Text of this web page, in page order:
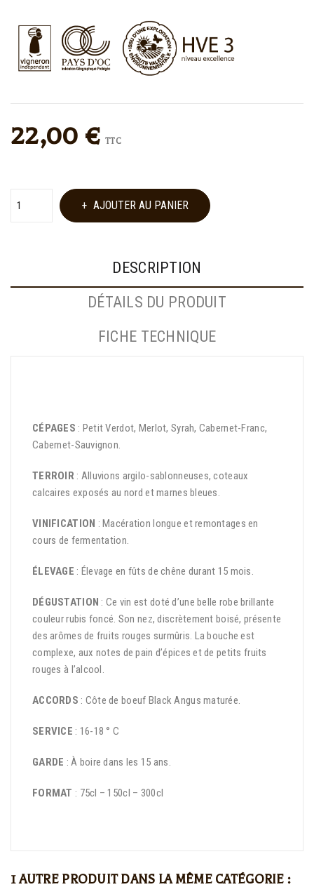
22,00 € TTC
AJOUTER AU PANIER
DESCRIPTION
DÉTAILS DU PRODUIT
FICHE TECHNIQUE
CÉPAGES : Petit Verdot, Merlot, Syrah, Cabernet-Franc,
Cabernet-Sauvignon.
TERROIR : Alluvions argilo-sablonneuses, coteaux
calcaires exposés au nord et marnes bleues.
VINIFICATION : Macération longue et remontages en
cours de fermentation.
ÉLEVAGE : Élevage en fûts de chêne durant 15 mois.
DÉGUSTATION : Ce vin est doté d’une belle robe brillante
couleur rubis foncé. Son nez, discrètement boisé, présente
des arômes de fruits rouges surmûris. La bouche est
complexe, aux notes de pain d’épices et de petits fruits
rouges à l’alcool.
ACCORDS : Côte de boeuf Black Angus maturée.
SERVICE : 16-18 ° C
GARDE : À boire dans les 15 ans.
FORMAT : 75cl – 150cl – 300cl
1 AUTRE PRODUIT DANS LA MÊME CATÉGORIE :